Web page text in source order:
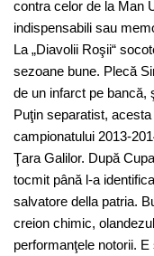
contra celor de la Man
indispensabili sau
La „Diavolii Roşii“
sezoane bune. Plecă
de un infarct pe bancă,
Puţin separatist,
campionatului 2013-
Ţara Galilor. După
tocmit până l-a
salvatore della patria.
creion chimic,
performanţele notorii.